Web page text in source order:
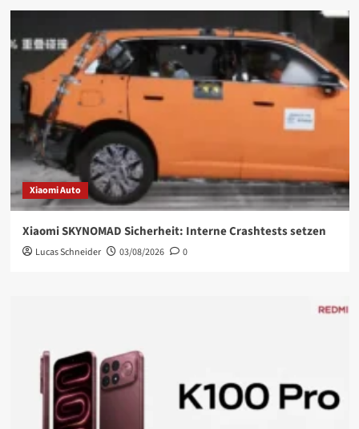
Xiaomi Auto
Xiaomi SKYNOMAD Sicherheit: Interne Crashtests setzen
Lucas Schneider 03/08/2026 0